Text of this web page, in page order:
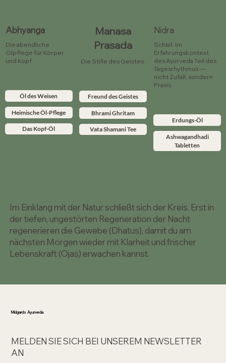
Abhyanga
Die abendliche
Ölpflege für Körper
und Kopf.
Öl des Weisen
Heimische Öl-Pflege
Das Kopf-Öl
Manasa
Prasada
Die Stille des Geistes.
Freund des Geistes
Bhrami Ghritam
Vata Shamani Tee
Nidra
Schlaf. Im
Erfahrungskontext
des Ayurveda Teil des
Tagesrhythmus —
nicht Zufall, sondern
Praxis.
Erdungs-Öl
Ashwagandhadi
Tabletten
Im Einklang mit der Natur schließt sich der Kreis. Erst in
der tiefen, ungestörten Regeneration der Nacht
regenerieren die Gewebe (Dhatus), damit du am
nächsten Morgen wieder mit Klarheit und frischer
Lebenskraft (Ojas) erwachen kannst.
Midgards Ayurveda
MELDEN SIE SICH BEI UNSEREM NEWSLETTER
AN